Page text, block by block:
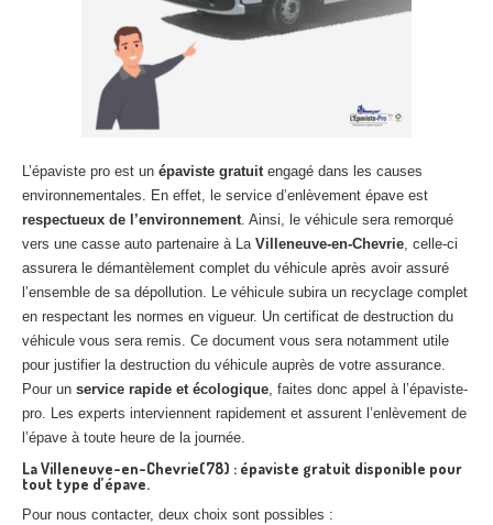
L’épaviste pro est un épaviste gratuitengagé dans les causes
environnementales. En effet, le service d’enlèvement épave est
respectueux de l’environnement. Ainsi, le véhicule sera remorqué
vers une casse auto partenaire à La Villeneuve-en-Chevrie, celle-ci
assurera le démantèlement complet du véhicule après avoir assuré
l’ensemble de sa dépollution. Le véhicule subira un recyclage complet
en respectant les normes en vigueur. Un certificat de destruction du
véhicule vous sera remis. Ce document vous sera notamment utile
pour justifier la destruction du véhicule auprès de votre assurance.
Pour un service rapide et écologique, faites donc appel à l’épaviste-
pro. Les experts interviennent rapidement et assurent l’enlèvement de
l’épave à toute heure de la journée.
La Villeneuve-en-Chevrie(78) : épaviste gratuit disponible pour
tout type d’épave.
Pour nous contacter, deux choix sont possibles :